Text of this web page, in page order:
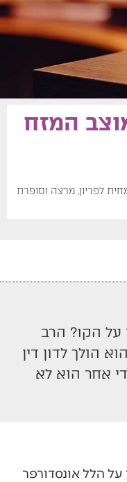
המזח
לפריון, מרצה וסופרת
על הקו? הרב
הולך לדון דין
אחר הוא לא
הלל אונסדורפר